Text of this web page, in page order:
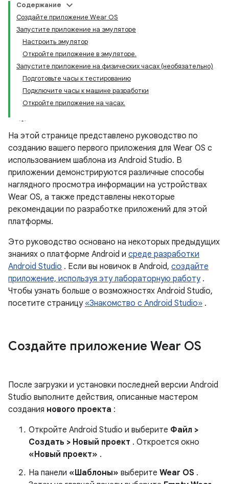
Содержание
Создайте приложение Wear OS
Запустите приложение на эмуляторе
Настроить эмулятор
Откройте приложение в эмуляторе.
Запустите приложение на физических часах (необязательно)
Подготовьте часы к тестированию
Подключите часы к машине разработки
Откройте приложение на часах.
На этой странице представлено руководство по
созданию вашего первого приложения для Wear OS с
использованием шаблона из Android Studio. В
приложении демонстрируются различные способы
наглядного просмотра информации на устройствах
Wear OS, а также представлены некоторые
рекомендации по разработке приложений для этой
платформы.
Это руководство основано на некоторых предыдущих
знаниях о платформе Android и среде разработки
Android Studio . Если вы новичок в Android, создайте
приложение, используя эту лабораторную работу.
Чтобы узнать больше о возможностях Android Studio,
посетите страницу «Знакомство с Android Studio» .
Создайте приложение Wear OS
После загрузки и установки последней версии Android
Studio выполните действия, описанные мастером
создания нового проекта :
Откройте Android Studio и выберите Файл >
Создать > Новый проект . Откроется окно
«Новый проект» .
На панели «Шаблоны» выберите Wear OS .